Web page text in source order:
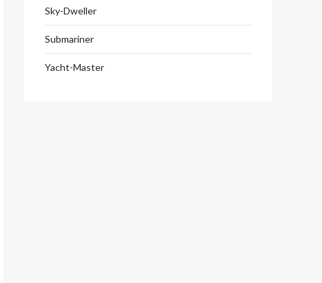
Sky-Dweller
Submariner
Yacht-Master